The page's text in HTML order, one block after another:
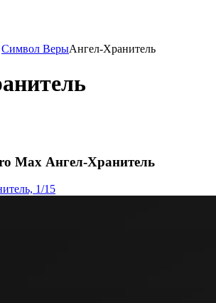
Символ ВерыАнгел-Хранитель
Max Ангел-Хранитель